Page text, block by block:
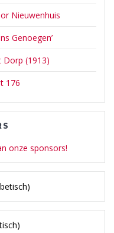
Nieuwenhuis
Genoegen’
Dorp (1913)
176
onze sponsors!